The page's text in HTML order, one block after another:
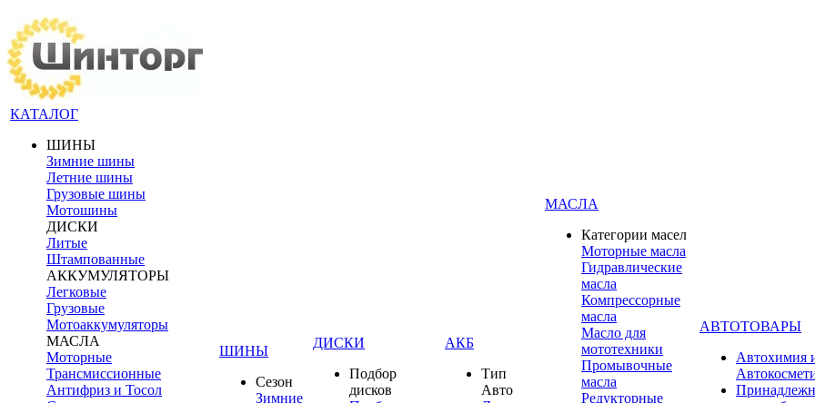
КАТАЛОГ
ШИНЫ
Зимние шины
Летние шины
Грузовые шины
Мотошины
ДИСКИ
Литые
Штампованные
АККУМУЛЯТОРЫ
Легковые
Грузовые
Мотоаккумуляторы
МАСЛА
Моторные
Трансмиссионные
Антифриз и Тосол
ШИНЫ
Сезон
Зимние
ДИСКИ
Подбор
дисков
АКБ
Тип
Авто
МАСЛА
Категории масел
Моторные масла
Гидравлические
масла
Компрессорные
масла
Масло для
мототехники
Промывочные
масла
Редукторные
АВТОТОВАРЫ
Автохимия